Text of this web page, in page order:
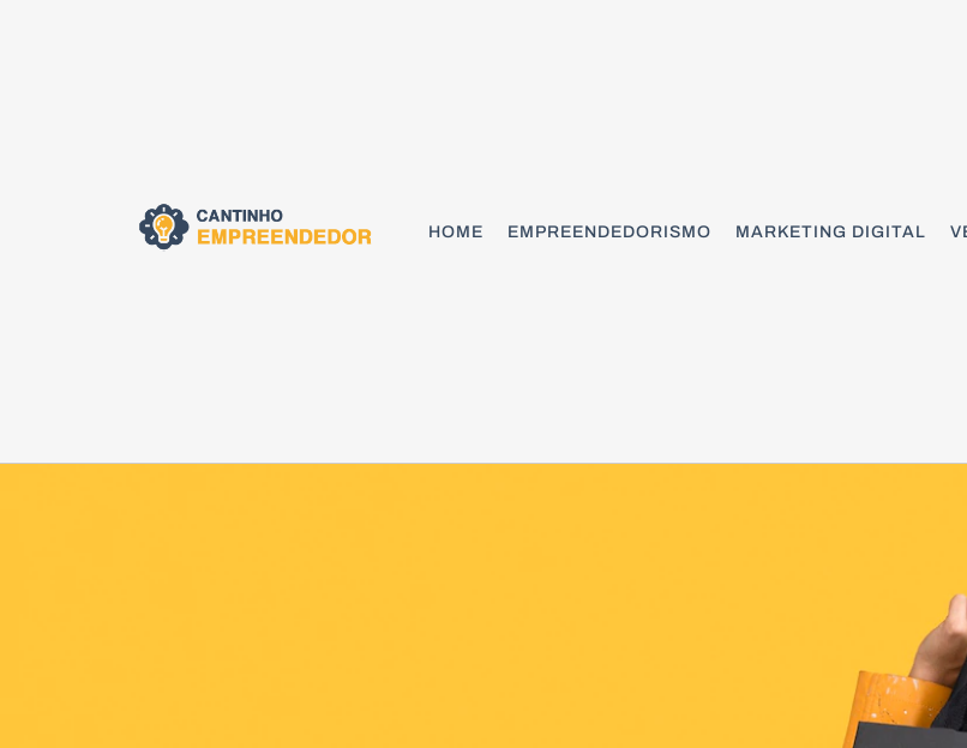
HOME EMPREENDEDORISMO MARKETING DIGITAL